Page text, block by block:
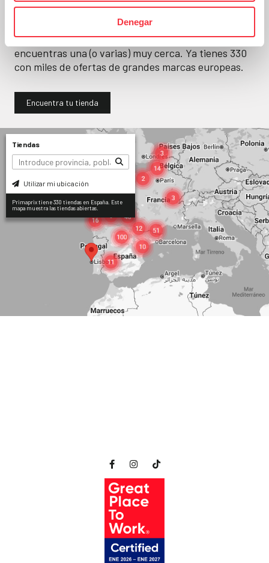
Denegar
En un segundo, la encuentras.
No paramos de abrirtiendas. Seguro que
encuentras una (o varias) muy cerca. Ya tienes 330
con miles de ofertas de grandes marcas europeas.
Encuentra tu tienda
Tiendas
Utilizar mi ubicación
Primaprix tiene 330 tiendas en España. Este
mapa muestra las tiendas abiertas.